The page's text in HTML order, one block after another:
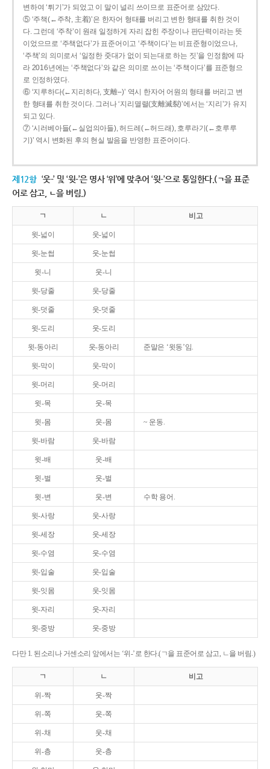
변하여 ‘튀기’가 되었고 이 말이 널리 쓰이므로 표준어로 삼았다.
⑤ ‘주책(←주착, 主着)’은 한자어 형태를 버리고 변한 형태를 취한 것이
다. 그런데 ‘주착’이 원래 일정하게 자리 잡힌 주장이나 판단력이라는 뜻
이었으므로 ‘주책없다’가 표준어이고 ‘주책이다’는 비표준형이었으나,
‘주책’의 의미로서 ‘일정한 줏대가 없이 되는대로 하는 짓’을 인정함에 따
라 2016년에는 ‘주책없다’와 같은 의미로 쓰이는 ‘주책이다’를 표준형으
로 인정하였다.
⑥ ‘지루하다(←지리하다, 支離--)’ 역시 한자어 어원의 형태를 버리고 변
한 형태를 취한 것이다. 그러나 ‘지리멸렬(支離滅裂)’에서는 ‘지리’가 유지
되고 있다.
⑦ ‘시러베아들(←실업의아들), 허드레(←허드래), 호루라기(←호루루
기)’ 역시 변화된 후의 현실 발음을 반영한 표준어이다.
제12항 ‘웃-’ 및 ‘윗-’은 명사 ‘위’에 맞추어 ‘윗-’으로 통일한다.(ㄱ을 표준
어로 삼고, ㄴ을 버림.)
ㄱ ㄴ 비고
윗-넓이 웃-넓이
윗-눈썹 웃-눈썹
윗-니 웃-니
윗-당줄 웃-당줄
윗-덧줄 웃-덧줄
윗-도리 웃-도리
윗-동아리 웃-동아리 준말은 ‘윗동’임.
윗-막이 웃-막이
윗-머리 웃-머리
윗-목 웃-목
윗-몸 웃-몸 ~ 운동.
윗-바람 웃-바람
윗-배 웃-배
윗-벌 웃-벌
윗-변 웃-변 수학 용어.
윗-사랑 웃-사랑
윗-세장 웃-세장
윗-수염 웃-수염
윗-입술 웃-입술
윗-잇몸 웃-잇몸
윗-자리 웃-자리
윗-중방 웃-중방
다만 1. 된소리나 거센소리 앞에서는 ‘위-’로 한다.(ㄱ을 표준어로 삼고, ㄴ을 버림.)
ㄱ ㄴ 비고
위-짝 웃-짝
위-쪽 웃-쪽
위-채 웃-채
위-층 웃-층